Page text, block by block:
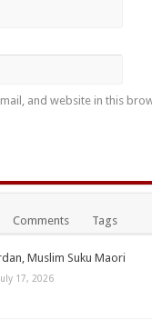
and website in this
Comments Tags
Muslim Suku Maori
July 17, 2026